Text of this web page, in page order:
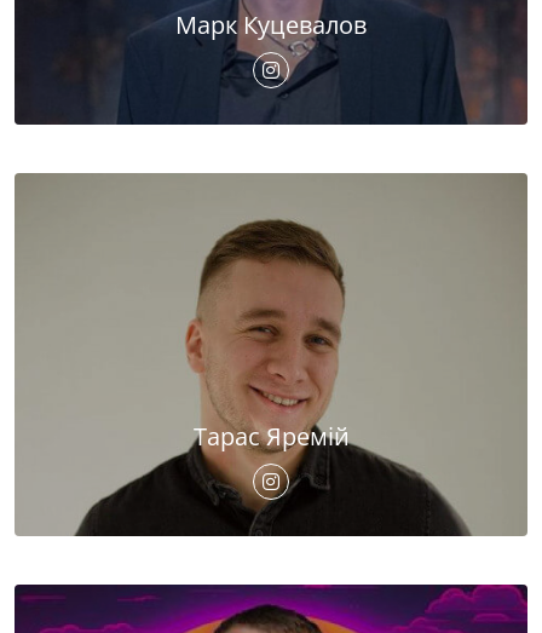
Марк Куцевалов
Тарас Яремій